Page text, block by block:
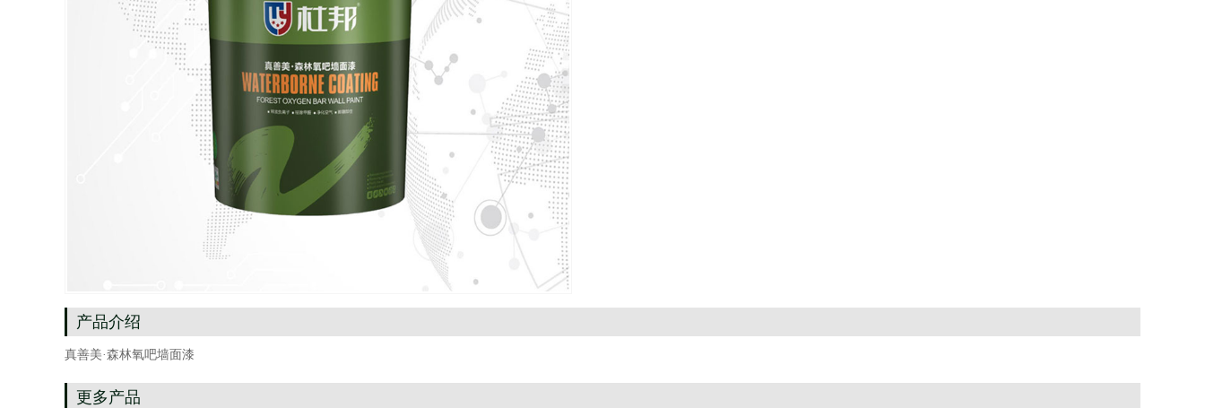
产品介绍
真善美·森林氧吧墙面漆
更多产品